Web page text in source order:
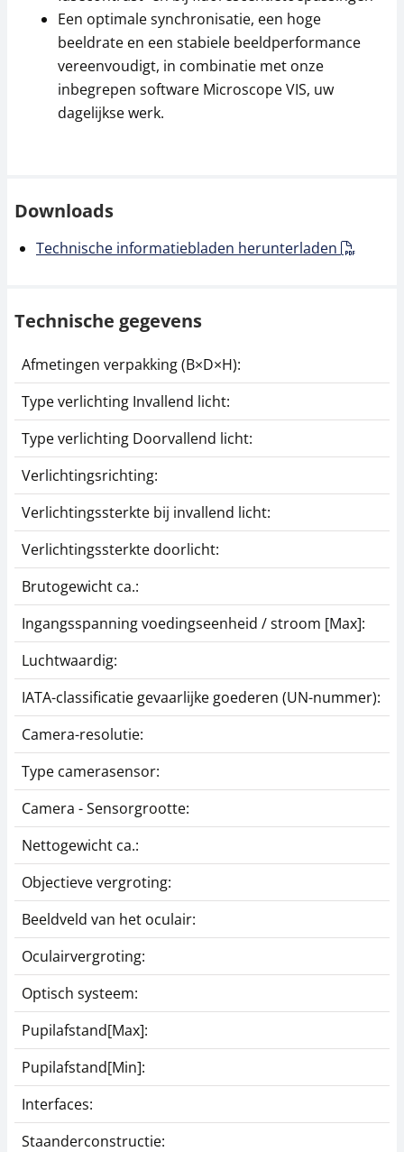
59,89 € incl. btw. 103,46 € incl. btw.
Adapter KERN OZB-
A4811
94,50 € 44,10 €
Een optimale synchronisatie, een hoge
beeldrate en een stabiele beeldperformance
vereenvoudigt, in combinatie met onze
inbegrepen software Microscope VIS, uw
dagelijkse werk.
Downloads
Technische informatiebladen herunterladen
Technische gegevens
Afmetingen verpakking (B×D×H):
Type verlichting Invallend licht:
Type verlichting Doorvallend licht:
Verlichtingsrichting:
Verlichtingssterkte bij invallend licht:
Verlichtingssterkte doorlicht:
Brutogewicht ca.:
Ingangsspanning voedingseenheid / stroom [Max]:
Luchtwaardig:
IATA-classificatie gevaarlijke goederen (UN-nummer):
Camera-resolutie:
Type camerasensor:
Camera - Sensorgrootte:
Nettogewicht ca.:
Objectieve vergroting:
Beeldveld van het oculair:
Oculairvergroting:
Optisch systeem:
Pupilafstand[Max]:
Pupilafstand[Min]:
Interfaces:
Staanderconstructie: